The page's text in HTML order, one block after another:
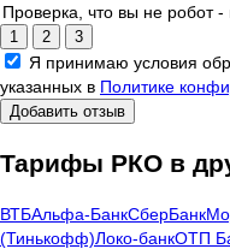
Проверка, что вы не робот -
1 2 3
Я принимаю условия
указанных в Политике
Добавить отзыв
Тарифы РКО в
ВТБАльфа-БанкСберБанк
(Тинькофф)Локо-банкОТП